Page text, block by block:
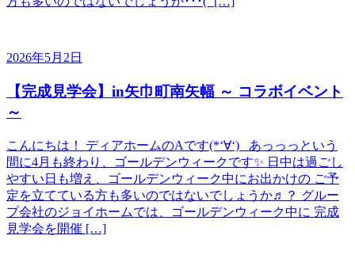
2026年5月2日
【完成見学会】in矢巾町南矢幅 ～ コラボイベント
～
こんにちは！ ディアホームのAです(*‘∀‘) あっっっという
間に4月も終わり、ゴールデンウィークです✨ 日中は過ごし
やすい日も増え、ゴールデンウィーク中にお出かけの ご予
定を立てている方も多いのではないでしょうか♬？ グルー
プ会社のジョイホームでは、ゴールデンウィーク中に 完成
見学会を開催 […]